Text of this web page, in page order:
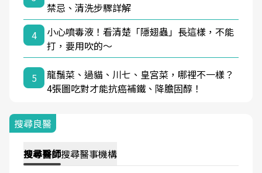
禁忌、清洗步驟詳解
4
小心噴毒液！看清楚「隱翅蟲」長這樣，不能
打，要用吹的～
5
龍鬚菜、過貓、川七、皇宮菜，哪裡不一樣？
4張圖吃對才能抗癌補鐵、降膽固醇！
搜尋良醫
搜尋醫師搜尋醫事機構